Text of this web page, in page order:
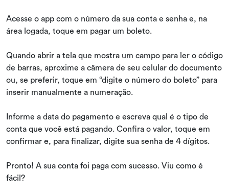
Acesse o app com o número da sua conta e senha e, na
área logada, toque em pagar um boleto.
Quando abrir a tela que mostra um campo para ler o código
de barras, aproxime a câmera de seu celular do documento
ou, se preferir, toque em “digite o número do boleto” para
inserir manualmente a numeração.
Informe a data do pagamento e escreva qual é o tipo de
conta que você está pagando. Confira o valor, toque em
confirmar e, para finalizar, digite sua senha de 4 dígitos.
Pronto! A sua conta foi paga com sucesso. Viu como é
fácil?